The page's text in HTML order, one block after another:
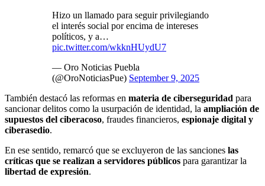
Hizo un llamado para seguir privilegiando
el interés social por encima de intereses
políticos, y a…
pic.twitter.com/wkknHUydU7
— Oro Noticias Puebla
(@OroNoticiasPue) September 9, 2025
También destacó las reformas en materia de ciberseguridad para
sancionar delitos como la usurpación de identidad, la ampliación de
supuestos del ciberacoso, fraudes financieros, espionaje digital y
ciberasedio.
En ese sentido, remarcó que se excluyeron de las sanciones las
críticas que se realizan a servidores públicos para garantizar la
libertad de expresión.